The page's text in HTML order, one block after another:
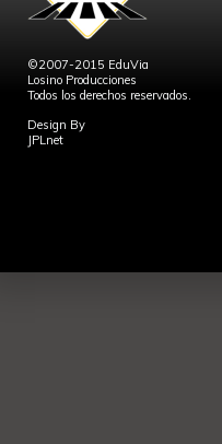
©2007-2015 EduVia
Losino Producciones
Todos los derechos reservados.
Design By
JPLnet